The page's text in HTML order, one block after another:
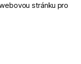
stránku pro